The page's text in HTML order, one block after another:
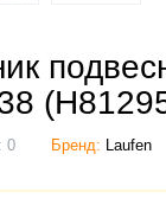
0 Бренд: Laufen